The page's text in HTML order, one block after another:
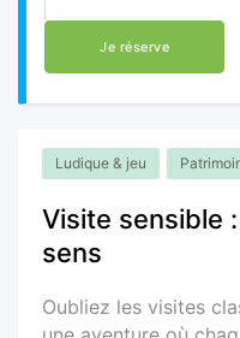
Je réserve
Ludique & jeu
Visite sensible
sens
Oubliez les visites